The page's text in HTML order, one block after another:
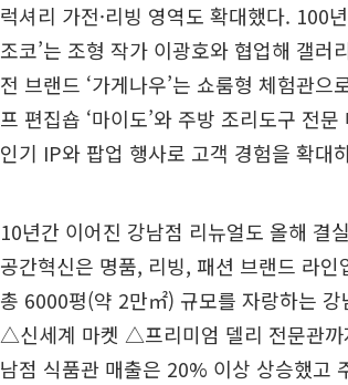
럭셔리 가전·리빙 영역도 확대했다. 100
조코’는 조형 작가 이광호와 협업해 갤
전 브랜드 ‘가게나우’는 쇼룸형 체험관
프 편집숍 ‘마이도’와 주방 조리도구 전
인기 IP와 팝업 행사로 고객 경험을 확대
10년간 이어진 강남점 리뉴얼도 올해 결
공간혁신은 명품, 리빙, 패션 브랜드 라인
총 6000평(약 2만㎡) 규모를 자랑하는
△신세계 마켓 △프리미엄 델리 전문관까
남점 식품관 매출은 20% 이상 상승했고